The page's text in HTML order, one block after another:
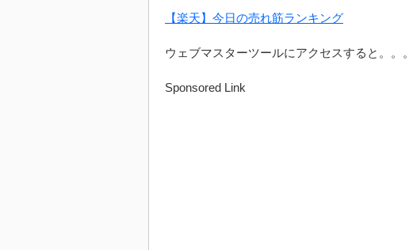
【楽天】今日の売れ筋ランキング
ウェブマスターツールにアクセスすると。。。
Sponsored Link